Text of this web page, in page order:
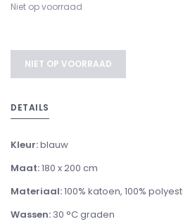
Niet op voorraad
NIET OP VOORRAAD
DETAILS
Kleur:blauw
Maat:180 x 200 cm
Materiaal:100% katoen, 100%
Wassen: 30 °C graden